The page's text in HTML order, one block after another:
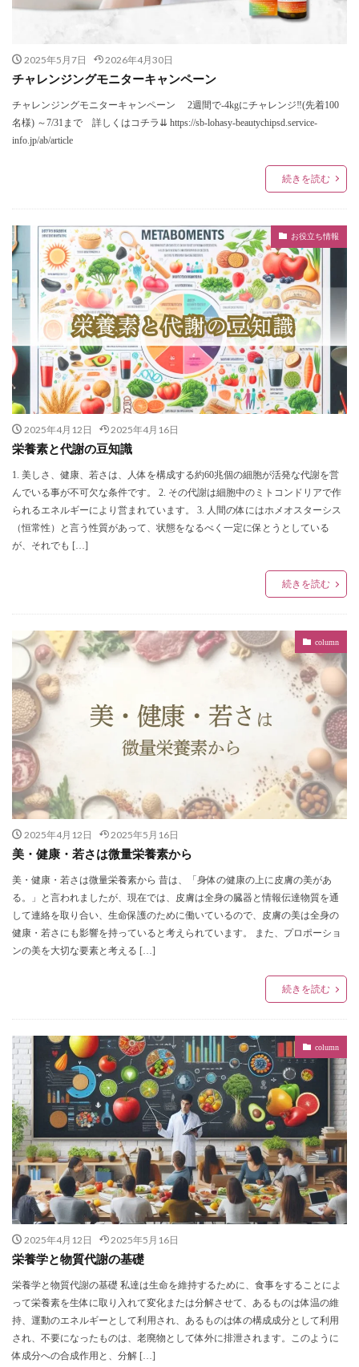
2025年5月7日 2026年4月30日
チャレンジングモニターキャンペーン
チャレンジングモニターキャンペーン 2週間で-4kgにチャレンジ‼(先着100
名様) ～7/31まで 詳しくはコチラ⇊ https://sb-lohasy-beautychipsd.service-
info.jp/ab/article
続きを読む
お役立ち情報
2025年4月12日 2025年4月16日
栄養素と代謝の豆知識
1. 美しさ、健康、若さは、人体を構成する約60兆個の細胞が活発な代謝を営
んでいる事が不可欠な条件です。 2. その代謝は細胞中のミトコンドリアで作
られるエネルギーにより営まれています。 3. 人間の体にはホメオスターシス
（恒常性）と言う性質があって、状態をなるべく一定に保とうとしている
が、それでも […]
続きを読む
column
2025年4月12日 2025年5月16日
美・健康・若さは微量栄養素から
美・健康・若さは微量栄養素から 昔は、「身体の健康の上に皮膚の美があ
る。」と言われましたが、現在では、皮膚は全身の臓器と情報伝達物質を通
して連絡を取り合い、生命保護のために働いているので、皮膚の美は全身の
健康・若さにも影響を持っていると考えられています。 また、プロポーショ
ンの美を大切な要素と考える […]
続きを読む
column
2025年4月12日 2025年5月16日
栄養学と物質代謝の基礎
栄養学と物質代謝の基礎 私達は生命を維持するために、食事をすることによ
って栄養素を生体に取り入れて変化または分解させて、あるものは体温の維
持、運動のエネルギーとして利用され、あるものは体の構成成分として利用
され、不要になったものは、老廃物として体外に排泄されます。このように
体成分への合成作用と、分解 […]